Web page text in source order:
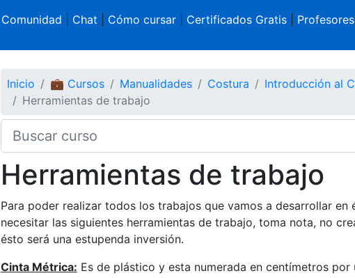
Comunidad Chat Cómo cursar| Certificados Gratis| Profesores
Inicio 💼 Cursos Manualidades Costura
Introducción al
Herramientas de trabajo
Herramientas de trabajo
Para poder realizar todos los trabajos que vamos a desarrollar en
necesitar las siguientes herramientas de trabajo, toma nota, no
ésto será una estupenda inversión.
Cinta Métrica: Es de plástico y esta numerada en centímetros